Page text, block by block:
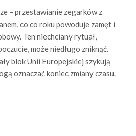
– przestawianie zegarków z
co co roku powoduje zamęt i
Ten niechciany rytuał,
może niedługo zniknąć.
blok Unii Europejskiej szykują
oznaczać koniec zmiany czasu.